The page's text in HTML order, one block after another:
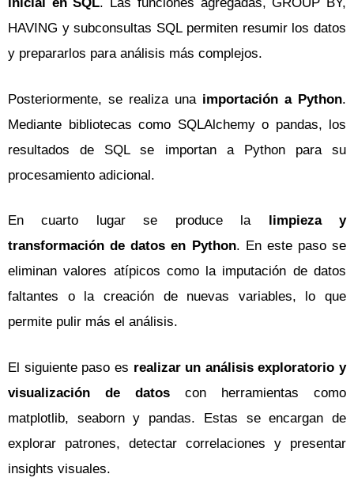
HAVING y subconsultas SQL permiten resumir los datos
y prepararlos para análisis más complejos.
Posteriormente, se realiza una importación a Python.
Mediante bibliotecas como SQLAlchemy o pandas, los
resultados de SQL se importan a Python para su
procesamiento adicional.
En cuarto lugar se produce la
limpieza y
transformación de datos en Python. En este paso se
eliminan valores atípicos como la imputación de datos
faltantes o la creación de nuevas variables, lo que
permite pulir más el análisis.
El siguiente paso es realizar un análisis exploratorio y
visualización de datos con herramientas como
matplotlib, seaborn y pandas. Estas se encargan de
explorar patrones, detectar correlaciones y presentar
insights visuales.